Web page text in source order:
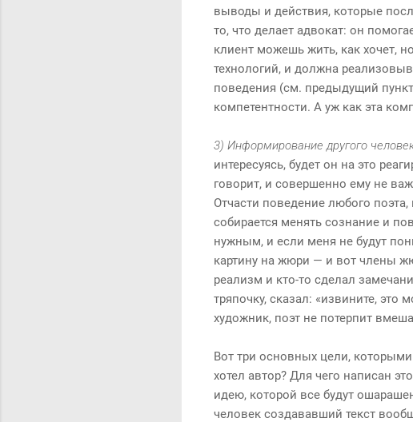
выводы и действия, которые
то, что делает адвокат: он
клиент можешь жить, как хочет,
технологий, и должна
поведения (см. предыдущий
компетентности. А уж как эта
3) Информирование другого
интересуясь, будет он на это
говорит, и совершенно ему не
Отчасти поведение любого
собирается менять сознание и
нужным, и если меня не будут
картину на жюри — и вот члены
реализм и кто-то сделал
тряпочку, сказал: «извините, это
художник, поэт не потерпит
Вот три основных цели,
хотел автор? Для чего написан
идею, которой все будут
человек создававший текст